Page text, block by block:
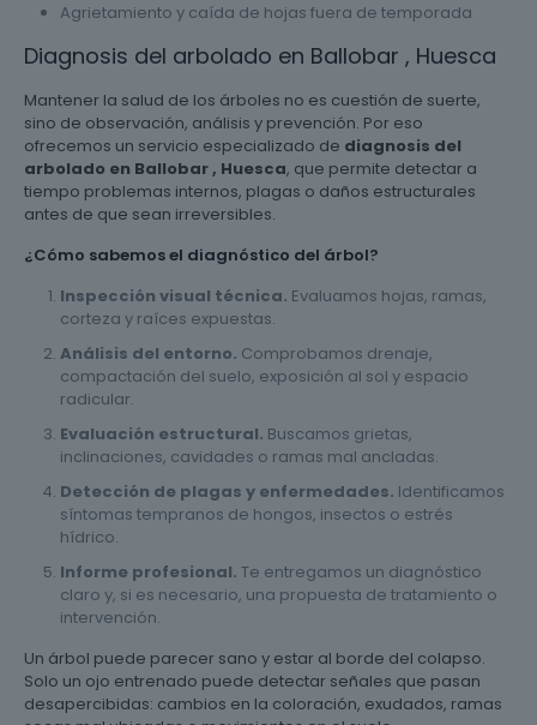
Agrietamiento y caída de hojas fuera de temporada
Diagnosis del arbolado en Ballobar , Huesca
Mantener la salud de los árboles no es cuestión de suerte,
sino de observación, análisis y prevención. Por eso
ofrecemos un servicio especializado de diagnosis del
arbolado en Ballobar , Huesca, que permite detectar a
tiempo problemas internos, plagas o daños estructurales
antes de que sean irreversibles.
¿Cómo sabemos el diagnóstico del árbol?
Inspección visual técnica. Evaluamos hojas, ramas,
corteza y raíces expuestas.
Análisis del entorno. Comprobamos drenaje,
compactación del suelo, exposición al sol y espacio
radicular.
Evaluación estructural. Buscamos grietas,
inclinaciones, cavidades o ramas mal ancladas.
Detección de plagas y enfermedades. Identificamos
síntomas tempranos de hongos, insectos o estrés
hídrico.
Informe profesional. Te entregamos un diagnóstico
claro y, si es necesario, una propuesta de tratamiento o
intervención.
Un árbol puede parecer sano y estar al borde del colapso.
Solo un ojo entrenado puede detectar señales que pasan
desapercibidas: cambios en la coloración, exudados, ramas